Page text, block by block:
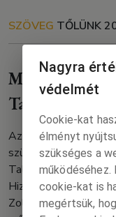
SZÖVEG TŐLÜNK
Megjelent az
Talamon
Az Irodalmi Szemle
született és harminc
Talamon Alfonznak
Hizsnyai Zoltán és
Zoltán és N. Tóth
Nagyra
védelmét
Cookie-kat
élményt
szükséges a
működéséhez.
cookie-kat is
megértsük,